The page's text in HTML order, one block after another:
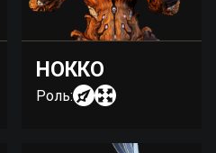
НОККО
Роль: